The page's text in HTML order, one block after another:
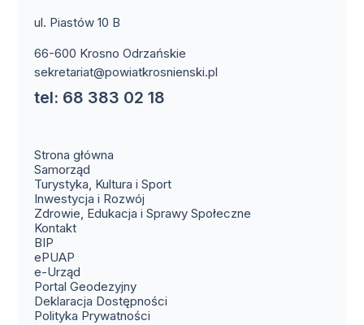
ul. Piastów 10 B
66-600 Krosno Odrzańskie
sekretariat@powiatkrosnienski.pl
tel: 68 383 02 18
Strona główna
Samorząd
Turystyka, Kultura i Sport
Inwestycja i Rozwój
Zdrowie, Edukacja i Sprawy Społeczne
Kontakt(otwiera się w nowym oknie)
BIP
ePUAP
e-Urząd
Portal Geodezyjny(otwiera się w nowym oknie)
Deklaracja Dostępności
Polityka Prywatności